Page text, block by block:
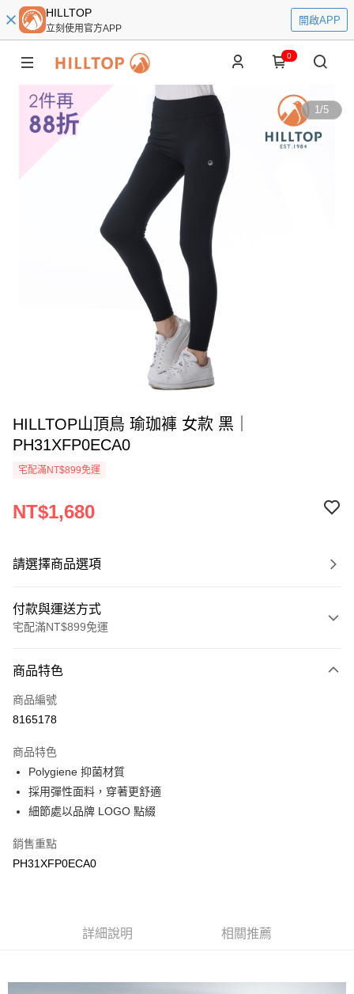
HILLTOP
立刻使用官方APP
開啟APP
0
1/5
HILLTOP山頂鳥 瑜珈褲 女款 黑｜
PH31XFP0ECA0
宅配滿NT$899免運
NT$1,680
請選擇商品選項
付款與運送方式
宅配滿NT$899免運
信用卡一次付款
LINE Pay
悠遊付
Google Pay
運送方式
宅配
每筆NT$399，滿NT$18,000(含以上)免運費
商品特色
商品編號
8165178
商品特色
Polygiene 抑菌材質
採用彈性面料，穿著更舒適
細節處以品牌 LOGO 點綴
銷售重點
PH31XFP0ECA0
詳細說明 相關推薦